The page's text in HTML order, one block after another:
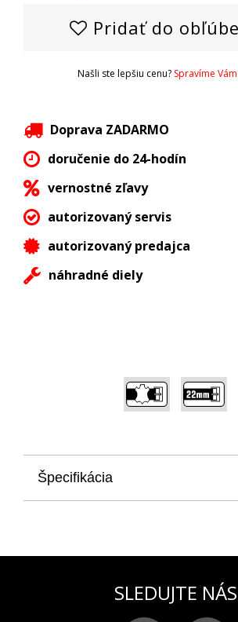
Pridať do
Našli ste lepšiu cenu? Spravíme
Doprava ZADARMO
doručenie do 24-hodín
vernostné zľavy
autorizovaný servis
autorizovaný predajca
náhradné diely
Špecifikácia
modely V.2.25.2.173.4
kvalitná teľacia koža prešívaná čiernou
SLEDUJTE NÁS